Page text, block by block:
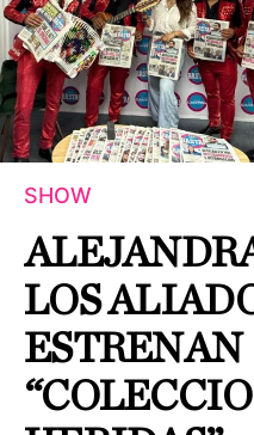
SHOW
LOS
ESTRENAN